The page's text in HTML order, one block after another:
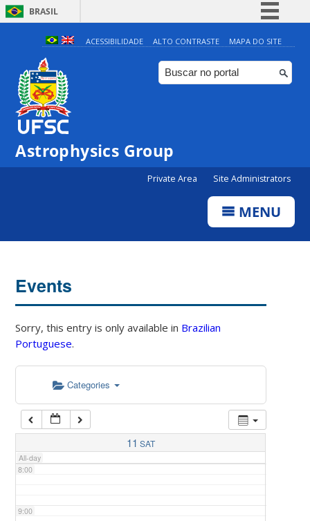
BRASIL
Simplifique!
Comunica BR
Participe
ACESSIBILIDADE ALTO CONTRASTE MAPA DO SITE
Astrophysics Group
Private Area Site Administrators
MENU
Events
Sorry, this entry is only available in Brazilian
Portuguese.
Categories
11 SAT
All-day
4:00
5:00
7:00
8:00
9:00